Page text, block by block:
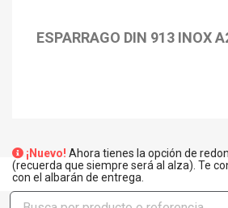
ESPARRAGO DIN 913 INOX
¡Nuevo! Ahora tienes la opción de
(recuerda que siempre será al alza). Te
con el albarán de entrega.